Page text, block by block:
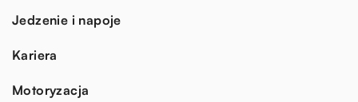
Jedzenie i napoje
Kariera
Motoryzacja